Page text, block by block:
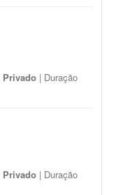
Privado | Duração
Privado | Duração